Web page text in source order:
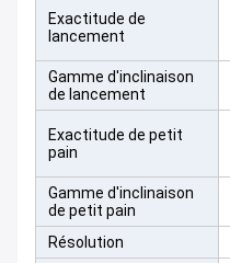
Exactitude de
lancement
Gamme d'inclinaison
de lancement
Exactitude de petit
pain
Gamme d'inclinaison
de petit pain
Résolution